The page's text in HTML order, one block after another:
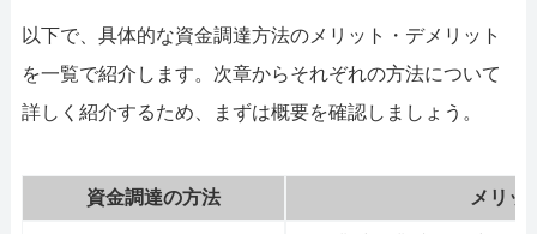
以下で、具体的な資金調達方法のメリット・デメリット
を一覧で紹介します。次章からそれぞれの方法について
詳しく紹介するため、まずは概要を確認しましょう。
資金調達の方法 メリッ